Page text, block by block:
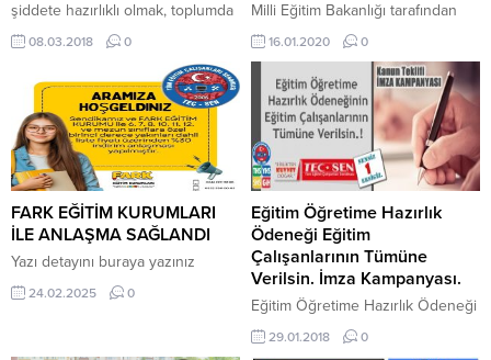
şiddete hazırlıklı olmak, toplumda
ikinci sınıf insan olmak olarak
algılanmaktadır. Oysaki, kadın
veya erkek olmadan insan
olunmayacağını, medeni ve uygar
toplumun asli unsurunun tüm
fertleri cinsiyetiyle, diniyle, diliyle,
ırkıyla ayırt etmeden insan olarak
değerlendirmek gerektiğini
hepimiz bilmekteyiz. Çalışma
Hayatında kadınlarımızın sayısı...
08.03.2018 0
Milli Eğitim Bakanlığı tarafından
2020 Mayıs ayında Unvan
Değişikliği Sınavı yapılması
planlanmaktadır. Daha önce
yapılan unvan değişikliği
sınavlarında teknisyen, tekniker
ve mühendis kadrolarında bölüm
mezuniyetleri aranmış ve
mezuniyetine göre bu unvanlara
sahip olup istenilen bölüm
mezunu olunmadığı için birçok
eğitim çalışanı başvuru
yapamamıştır. Eğitimlerini
mühendis, tekniker ve teknisyen
unvanı alarak...
16.01.2020 0
FARK EĞİTİM KURUMLARI
İLE ANLAŞMA SAĞLANDI
Yazı detayını buraya yazınız
24.02.2025 0
Eğitim Öğretime Hazırlık
Ödeneği Eğitim
Çalışanlarının Tümüne
Verilsin. İmza Kampanyası.
Eğitim Öğretime Hazırlık Ödeneği
Eğitim Çalışanlarının Tümüne
Verilsin. İmza Kampanyası. Milli
29.01.2018 0